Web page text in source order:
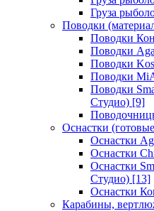
Груза
Поводки
Поводки
Поводки
Поводки
Поводки
Поводки
Студио) [9]
Оснастки
Оснастки
Оснастки
Оснастки
Студио) [13]
Оснастки
Карабины,